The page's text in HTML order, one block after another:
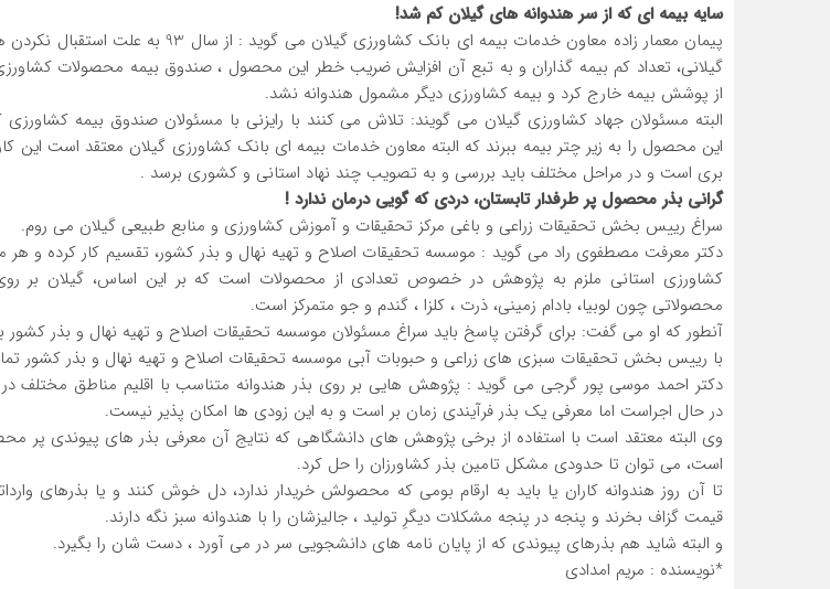
سایه بیمه ای که از سر هندوانه های گیلان کم شد!
پیمان معمار زاده معاون خدمات بیمه ای بانک کشاورزی گیلان می گوید : از
گیلانی، تعداد کم بیمه گذاران و به تبع آن افزایش ضریب خطر این محصول ، صندوق بیمه محصولات
از پوشش بیمه خارج کرد و بیمه کشاورزی دیگر مشمول هندوانه نشد.
البته مسئولان جهاد کشاورزی گیلان می گویند: تلاش می کنند با رایزنی با مسئولان صندوق بیمه کشاورزی
این محصول را به زیر چتر بیمه ببرند که البته معاون خدمات بیمه ای بانک کشاورزی گیلان معتقد است این
بری است و در مراحل مختلف باید بررسی و به تصویب چند نهاد استانی و کشوری برسد .
گرانی بذر محصول پر طرفدار تابستان، دردی که گویی درمان ندارد !
سراغ رییس بخش تحقیقات زراعی و باغی مرکز تحقیقات و آموزش کشاورزی و منابع طبیعی گیلان می روم.
دکتر معرفت مصطفوی راد می گوید : موسسه تحقیقات اصلاح و تهیه نهال و بذر کشور، تقسیم کار کرده و هر
کشاورزی استانی ملزم به پژوهش در خصوص تعدادی از محصولات است که بر این اساس، گیلان بر
محصولاتی چون لوبیا، بادام زمینی، ذرت ، کلزا ، گندم و جو متمرکز است.
آنطور که او می گفت: برای گرفتن پاسخ باید سراغ مسئولان موسسه تحقیقات اصلاح و تهیه نهال و بذر کشور
با رییس بخش تحقیقات سبزی های زراعی و حبوبات آبی موسسه تحقیقات اصلاح و تهیه نهال و بذر کشور
دکتر احمد موسی پور گرجی می گوید : پژوهش هایی بر روی بذر هندوانه متناسب با اقلیم مناطق مختلف
در حال اجراست اما معرفی یک بذر فرآیندی زمان بر است و به این زودی ها امکان پذیر نیست.
وی البته معتقد است با استفاده از برخی پژوهش های دانشگاهی که نتایج آن معرفی بذر های پیوندی پر
است، می توان تا حدودی مشکل تامین بذر کشاورزان را حل کرد.
تا آن روز هندوانه کاران یا باید به ارقام بومی که محصولش خریدار ندارد، دل خوش کنند و یا بذرهای
قیمت گزاف بخرند و پنجه در پنجه مشکلات دیگرِ تولید ، جالیزشان را با هندوانه سبز نگه دارند.
و البته شاید هم بذرهای پیوندی که از پایان نامه های دانشجویی سر در می آورد ، دست شان را بگیرد.
*نویسنده : مریم امدادی